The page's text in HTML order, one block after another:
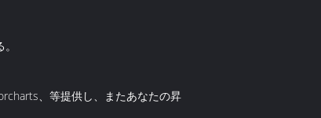
、等提供し、またあなたの昇